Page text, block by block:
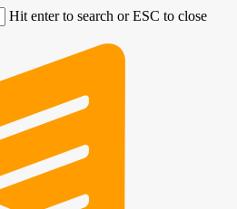
Hit enter to search or ESC to close